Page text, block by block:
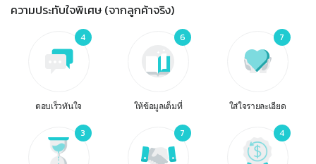
ความประทับใจพิเศษ (จากลูกค้าจริง)
4
ตอบเร็วทันใจ
6
ให้ข้อมูลเต็มที่
7
ใส่ใจรายละเอียด
3 7 4